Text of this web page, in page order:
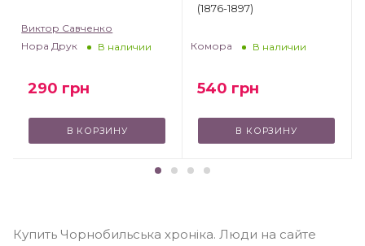
Виктор Савченко
Нора Друк
В наличии
290 грн
В КОРЗИНУ
(1876-1897)
Комора В наличии
540 грн
В КОРЗИНУ
Купить Чорнобильська хроніка. Люди на сайте